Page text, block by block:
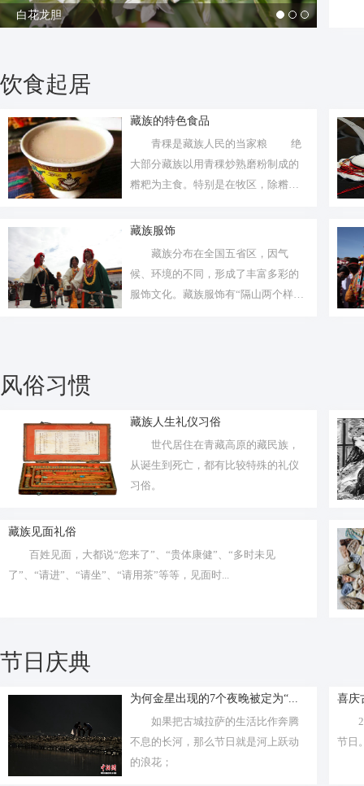
西藏高原女藏医
饮食起居
藏族的特色食品
青稞是藏族人民的当家粮 绝
大部分藏族以用青稞炒熟磨粉制成的
糌粑为主食。特别是在牧区，除糌粑
藏族服饰
藏族分布在全国五省区，因气
候、环境的不同，形成了丰富多彩的
服饰文化。藏族服饰有“隔山两个样
风俗习惯
藏族人生礼仪习俗
世代居住在青藏高原的藏民族，
从诞生到死亡，都有比较特殊的礼仪
习俗。
藏族见面礼俗
百姓见面，大都说“您来了”、“贵体康健”、“多时未见
了”、“请进”、“请坐”、“请用茶”等等，见面时...
节日庆典
为何金星出现的7个夜晚被定为“...
如果把古城拉萨的生活比作奔腾
不息的长河，那么节日就是河上跃动
的浪花；
喜庆
节日